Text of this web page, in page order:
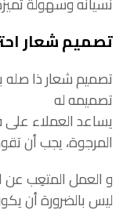
تصميم شعار
تصميم شعار ذا صله
تصميمه له
يساعد العملاء
المرجوة، يجب أن
و العمل المتعِب
ليس بالضرورة أن